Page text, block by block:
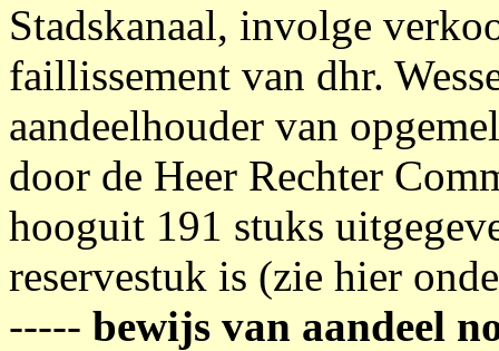
Stadskanaal, involge
faillissement van dhr.
aandeelhouder van
door de Heer Rechter
hooguit 191 stuks
reservestuk is (zie hier
----- bewijs van aandeel